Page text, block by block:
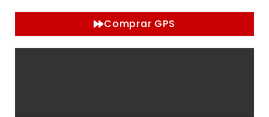
Comprar GPS